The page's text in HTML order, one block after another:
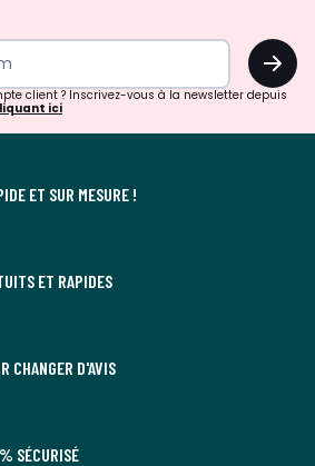
surprises?
OK
client ? Inscrivez-vous à la newsletter depuis
ici
ET SUR MESURE !
ET RAPIDES
CHANGER D'AVIS
SÉCURISÉ